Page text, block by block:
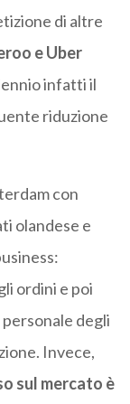
di altre
e Uber
infatti il
riduzione
con
olandese e
ordini e poi
degli
Invece,
sul mercato è